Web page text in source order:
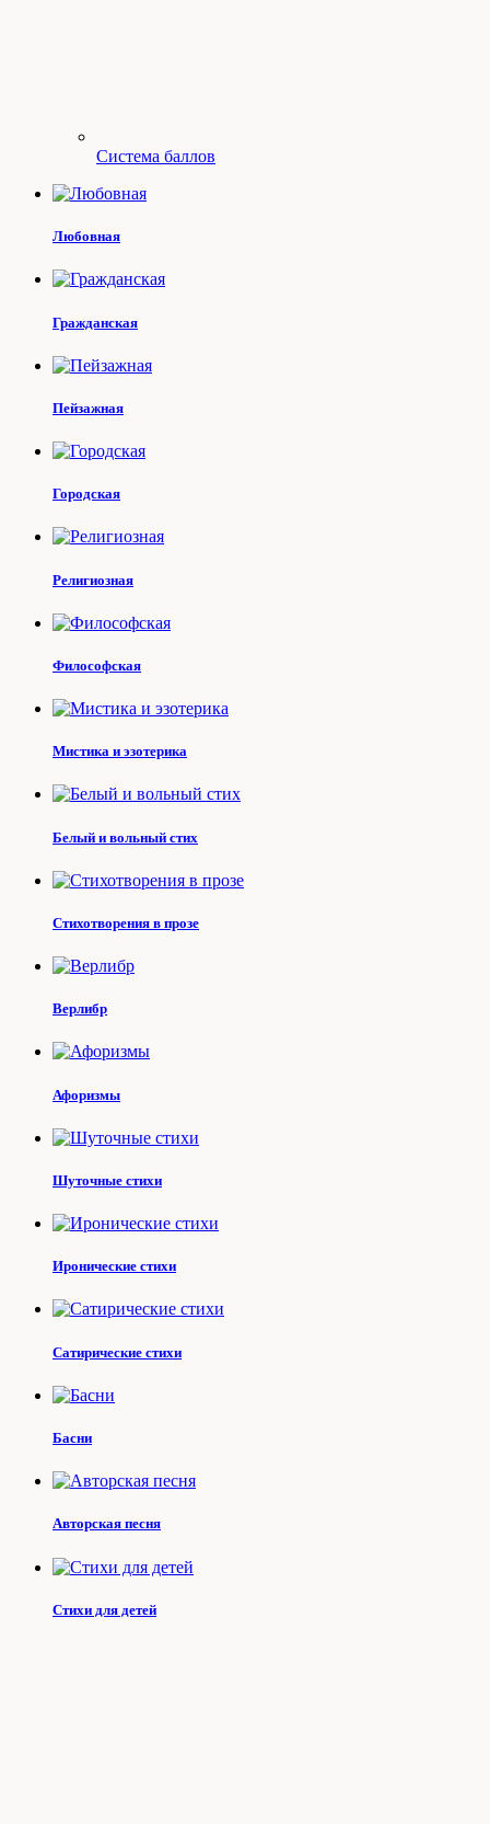
Система баллов
Любовная
Гражданская
Пейзажная
Городская
Религиозная
Философская
Мистика и эзотерика
Белый и вольный стих
Стихотворения в прозе
Верлибр
Афоризмы
Шуточные стихи
Иронические стихи
Сатирические стихи
Басни
Авторская песня
Стихи для детей